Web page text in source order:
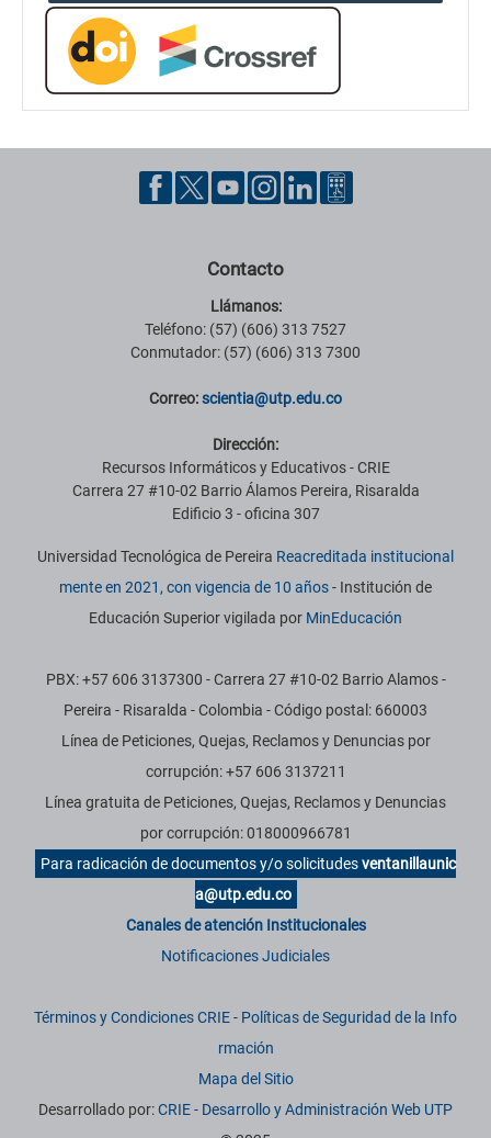
Contacto
Llámanos:
Teléfono: (57) (606) 313 7527
Conmutador: (57) (606) 313 7300
Correo:scientia@utp.edu.co
Dirección:
Recursos Informáticos y Educativos - CRIE
Carrera 27 #10-02 Barrio Álamos Pereira, Risaralda
Edificio 3 - oficina 307
Universidad Tecnológica de Pereira Reacreditada institucional
mente en 2021, con vigencia de 10 años- Institución de
Educación Superior vigilada por MinEducación
PBX: +57 606 3137300 - Carrera 27 #10-02 Barrio Alamos -
Pereira - Risaralda - Colombia - Código postal: 660003
Línea de Peticiones, Quejas, Reclamos y Denuncias por
corrupción: +57 606 3137211
Línea gratuita de Peticiones, Quejas, Reclamos y Denuncias
por corrupción: 018000966781
Para radicación de documentos y/o solicitudesventanillaunic
a@utp.edu.co
Canales de atención Institucionales
Notificaciones Judiciales
Términos y Condiciones CRIE- Políticas de Seguridad de la Info
rmación
Mapa del Sitio
Desarrollado por:CRIE - Desarrollo y Administración Web UTP